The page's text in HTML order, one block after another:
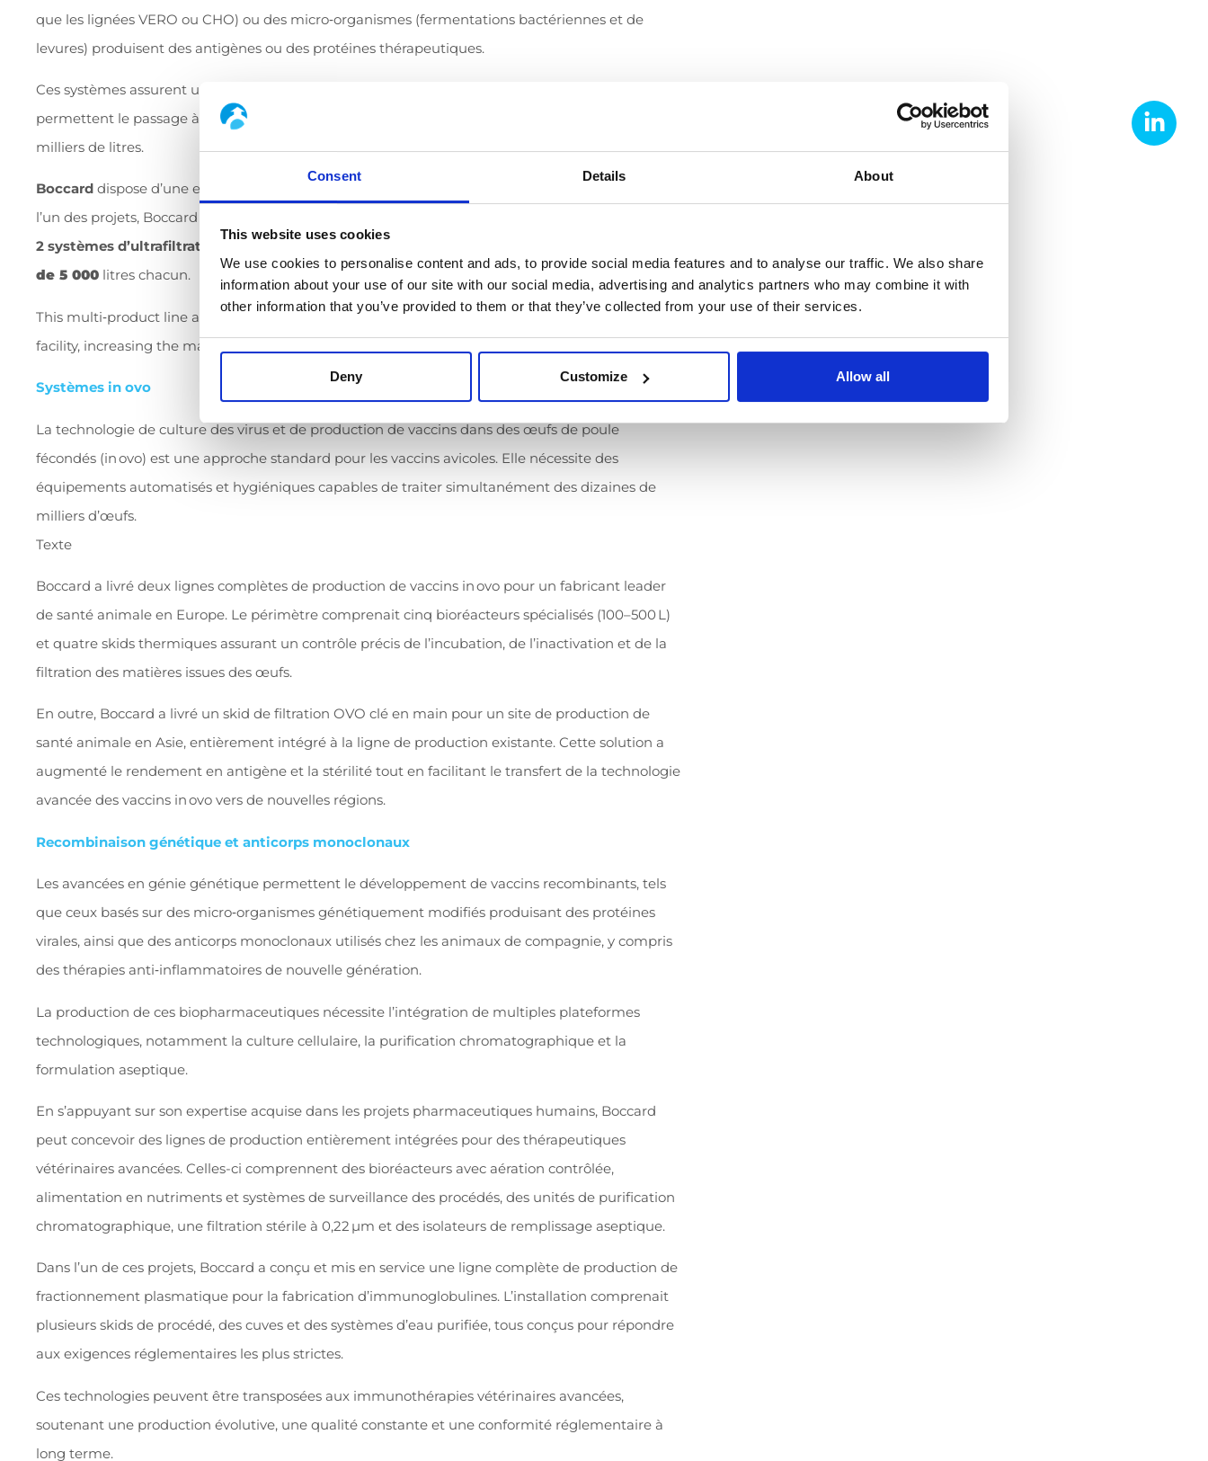
Consent Details About
This website uses cookies
We use cookies to personalise content and ads, to provide social media features and to analyse our traffic. We also share
information about your use of our site with our social media, advertising and analytics partners who may combine it with
other information that you’ve provided to them or that they’ve collected from your use of their services.
Deny Customize Allow all
que les lignées VERO ou CHO) ou des micro‑organismes (fermentations bactériennes et de
levures) produisent des antigènes ou des protéines thérapeutiques.
Ces systèmes assurent un contrôle précis des paramètres critiques (pH, oxygène, nutriments) et
permettent le passage à l’échelle des essais en
milliers de litres.
Boccard dispose d’une expérience dans l’intégration de lignes complètes de fermentation. Dans
l’un des projets, Boccard a conçu un
2 systèmes d’ultrafiltration,
de 5 000 litres chacun.
This multi‑product line allows rapid switching between various vaccine types within a single
facility, increasing the manufacturer’s operational flexibility.
Systèmes in ovo
La technologie de culture des virus et de production de vaccins dans des œufs de poule
fécondés (in ovo) est une approche standard pour les vaccins avicoles. Elle nécessite des
équipements automatisés et hygiéniques capables de traiter simultanément des dizaines de
milliers d’œufs.
Texte
Boccard a livré deux lignes complètes de production de vaccins in ovo pour un fabricant leader
de santé animale en Europe. Le périmètre comprenait cinq bioréacteurs spécialisés (100–500 L)
et quatre skids thermiques assurant un contrôle précis de l’incubation, de l’inactivation et de la
filtration des matières issues des œufs.
En outre, Boccard a livré un skid de filtration OVO clé en main pour un site de production de
santé animale en Asie, entièrement intégré à la ligne de production existante. Cette solution a
augmenté le rendement en antigène et la stérilité tout en facilitant le transfert de la technologie
avancée des vaccins in ovo vers de nouvelles régions.
Recombinaison génétique et anticorps monoclonaux
Les avancées en génie génétique permettent le développement de vaccins recombinants, tels
que ceux basés sur des micro‑organismes génétiquement modifiés produisant des protéines
virales, ainsi que des anticorps monoclonaux utilisés chez les animaux de compagnie, y compris
des thérapies anti‑inflammatoires de nouvelle génération.
La production de ces biopharmaceutiques nécessite l’intégration de multiples plateformes
technologiques, notamment la culture cellulaire, la purification chromatographique et la
formulation aseptique.
En s’appuyant sur son expertise acquise dans les projets pharmaceutiques humains, Boccard
peut concevoir des lignes de production entièrement intégrées pour des thérapeutiques
vétérinaires avancées. Celles-ci comprennent des bioréacteurs avec aération contrôlée,
alimentation en nutriments et systèmes de surveillance des procédés, des unités de purification
chromatographique, une filtration stérile à 0,22 µm et des isolateurs de remplissage aseptique.
Dans l’un de ces projets, Boccard a conçu et mis en service une ligne complète de production de
fractionnement plasmatique pour la fabrication d’immunoglobulines. L’installation comprenait
plusieurs skids de procédé, des cuves et des systèmes d’eau purifiée, tous conçus pour répondre
aux exigences réglementaires les plus strictes.
Ces technologies peuvent être transposées aux immunothérapies vétérinaires avancées,
soutenant une production évolutive, une qualité constante et une conformité réglementaire à
long terme.